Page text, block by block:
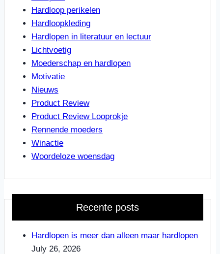
Hardloop perikelen
Hardloopkleding
Hardlopen in literatuur en lectuur
Lichtvoetig
Moederschap en hardlopen
Motivatie
Nieuws
Product Review
Product Review Looprokje
Rennende moeders
Winactie
Woordeloze woensdag
Recente posts
Hardlopen is meer dan alleen maar hardlopen
July 26, 2026